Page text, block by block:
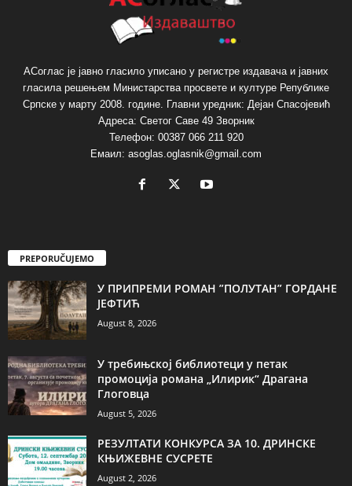
АСоглас је јавно гласило уписано у регистре издавача и јавних
гласила решењем Министарства просвете и културе Републике
Српске у марту 2008. године. Главни уредник: Дејан Спасојевић
Адреса: Светог Саве 49 Зворник
Телефон: 00387 066 211 920
Емаил: asoglas.oglasnik@gmail.com
PREPORUČUJEMO
У ПРИПРЕМИ РОМАН ”ПОЛУТАН” ГОРДАНЕ
ЈЕФТИЋ
August 8, 2026
У требињској библиотеци у петак
промоција романа „Илирик“ Драгана
Глоговца
August 5, 2026
РЕЗУЛТАТИ КОНКУРСА ЗА 10. ДРИНСКЕ
КЊИЖЕВНЕ СУСРЕТЕ
August 2, 2026